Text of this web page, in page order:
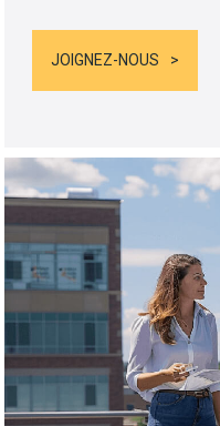
JOIGNEZ-NOUS